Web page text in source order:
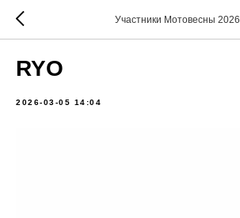
Участники Мотовесны 2026
RYO
2026-03-05 14:04